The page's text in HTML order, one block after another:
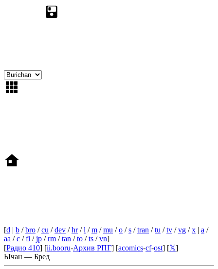
[d | b /bro /cu /dev /hr/l /m /mu /o /s /tran /tu /tv /vg /x | a /
aa /c /fi /jp /rm /tan /to /ts /vn]
[Радио 410] [ii.booru-Архив РПГ] [acomics-cf-ost] [𝕏]
Ычан — Бред